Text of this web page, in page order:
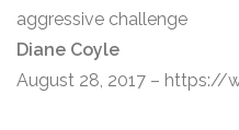
aggressive challenge
Diane Coyle
August 28, 2017 – https://